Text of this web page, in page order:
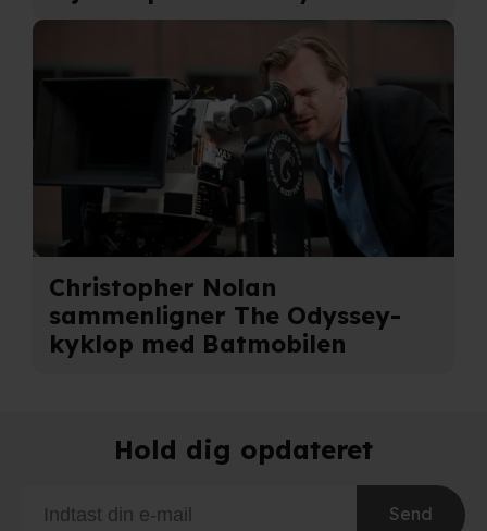
adresse. IP-adressen kan blive delt med vores
Du kan læse mere om vores brug af cookies og
behandling af dine personoplysninger i både vores
cookiepolitik.
Christopher Nolan
sammenligner The Odyssey-
kyklop med Batmobilen
Hold dig opdateret
Send